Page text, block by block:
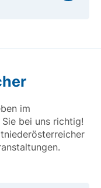
im
bei uns richtig!